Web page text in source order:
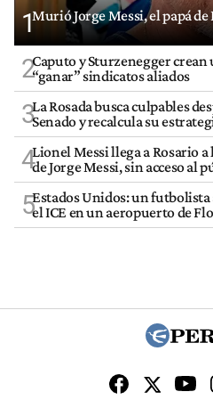
1Murió Jorge Messi, el papá
2Caputo y Sturzenegger
“ganar” sindicatos aliados
3La Rosada busca culpables
Senado y recalcula su
4Lionel Messi llega a Rosario
de Jorge Messi, sin acceso al
5Estados Unidos: un
el ICE en un aeropuerto de